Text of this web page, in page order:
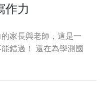
作力
家長與老師，這是一
錯過！ 還在為學測國